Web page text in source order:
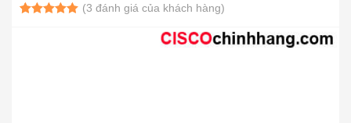
(3 đánh giá của khách hàng)